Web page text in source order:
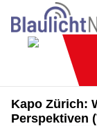
Kapo Zürich:
Perspektiven